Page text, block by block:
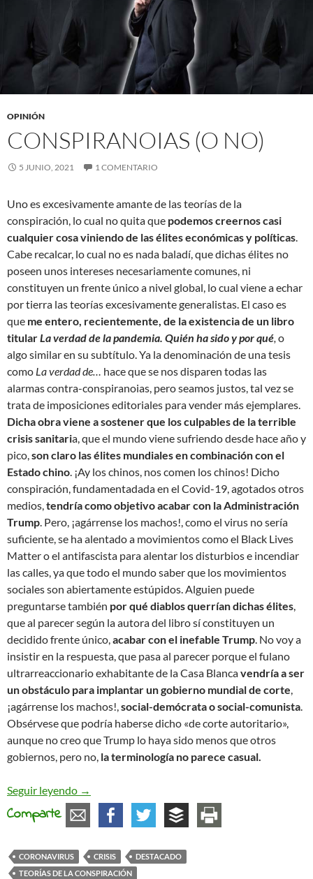
OPINIÓN
CONSPIRANOIAS (O NO)
5 JUNIO, 2021 1 COMENTARIO
Uno es excesivamente amante de las teorías de la
conspiración, lo cual no quita que podemos creernos casi
cualquier cosa viniendo de las élites económicas y políticas.
Cabe recalcar, lo cual no es nada baladí, que dichas élites no
poseen unos intereses necesariamente comunes, ni
constituyen un frente único a nivel global, lo cual viene a echar
por tierra las teorías excesivamente generalistas. El caso es
que me entero, recientemente, de la existencia de un libro
titularLa verdad de la pandemia. Quién ha sido y por qué, o
algo similar en su subtítulo. Ya la denominación de una tesis
como La verdad de… hace que se nos disparen todas las
alarmas contra-conspiranoias, pero seamos justos, tal vez se
trata de imposiciones editoriales para vender más ejemplares.
Dicha obra viene a sostener que los culpables de la terrible
crisis sanitaria, que el mundo viene sufriendo desde hace año y
pico,son claro las élites mundiales en combinación con el
Estado chino. ¡Ay los chinos, nos comen los chinos! Dicho
conspiración, fundamentadada en el Covid-19, agotados otros
medios,tendría como objetivo acabar con la Administración
Trump. Pero, ¡agárrense los machos!, como el virus no sería
suficiente, se ha alentado a movimientos como el Black Lives
Matter o el antifascista para alentar los disturbios e incendiar
las calles, ya que todo el mundo saber que los movimientos
sociales son abiertamente estúpidos. Alguien puede
preguntarse también por qué diablos querrían dichas élites,
que al parecer según la autora del libro sí constituyen un
decidido frente único,acabar con el inefable Trump. No voy a
insistir en la respuesta, que pasa al parecer porque el fulano
ultrarreaccionario exhabitante de la Casa Blancavendría a ser
un obstáculo para implantar un gobierno mundial de corte,
¡agárrense los machos!,social-demócrata o social-comunista.
Obsérvese que podría haberse dicho «de corte autoritario»,
aunque no creo que Trump lo haya sido menos que otros
gobiernos, pero no, la terminología no parece casual.
Seguir leyendo Conspiranoias (o no)
→
Comparte
CORONAVIRUS CRISIS
DESTACADO
TEORÍAS DE LA CONSPIRACIÓN